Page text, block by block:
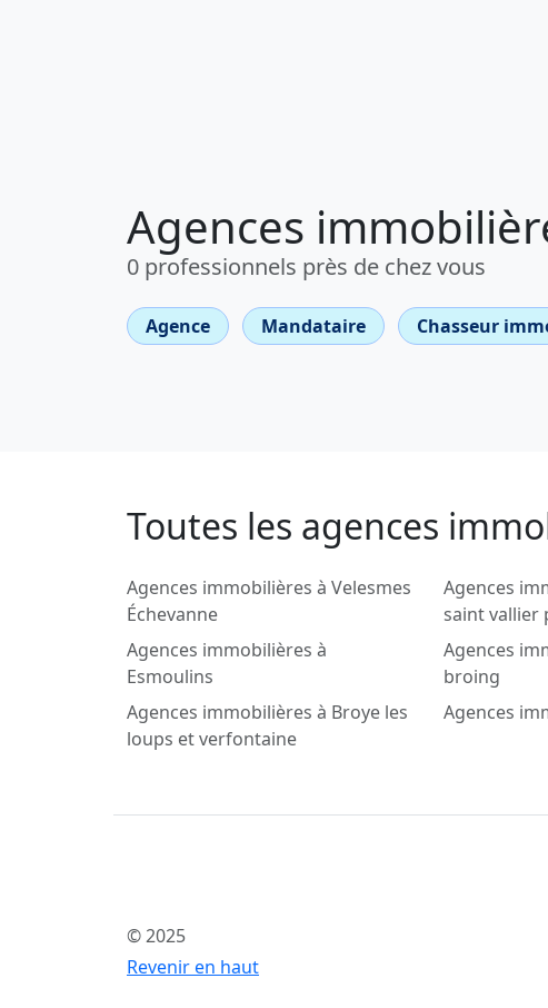
Agences
0 professionnels près de chez vous
Agence Mandataire Chasseur
Toutes les agences
Agences immobilières à Velesmes
Échevanne
Agences
saint vallier
Agences immobilières à
Esmoulins
Agences
broing
Agences immobilières à Broye les
loups et verfontaine
Agences
© 2025
Revenir en haut